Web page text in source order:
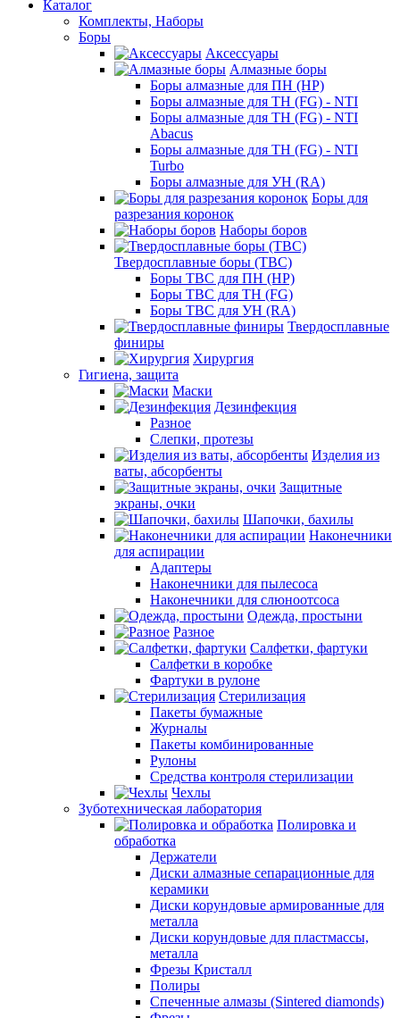
Каталог
Комплекты, Наборы
Боры
Аксессуары
Алмазные боры
Боры алмазные для ПН (HP)
Боры алмазные для ТН (FG) - NTI
Боры алмазные для ТН (FG) - NTI
Abacus
Боры алмазные для ТН (FG) - NTI
Turbo
Боры алмазные для УН (RA)
Боры для
разрезания коронок
Наборы боров
Твердосплавные боры (ТВС)
Боры ТВС для ПН (HP)
Боры ТВС для ТН (FG)
Боры ТВС для УН (RA)
Твердосплавные
финиры
Хирургия
Гигиена, защита
Маски
Дезинфекция
Разное
Слепки, протезы
Изделия из
ваты, абсорбенты
Защитные
экраны, очки
Шапочки, бахилы
Наконечники
для аспирации
Адаптеры
Наконечники для пылесоса
Наконечники для слюноотсоса
Одежда, простыни
Разное
Салфетки, фартуки
Салфетки в коробке
Фартуки в рулоне
Стерилизация
Пакеты бумажные
Журналы
Пакеты комбинированные
Рулоны
Средства контроля стерилизации
Чехлы
Зуботехническая лаборатория
Полировка и
обработка
Держатели
Диски алмазные сепарационные для
керамики
Диски корундовые армированные для
металла
Диски корундовые для пластмассы,
металла
Фрезы Кристалл
Полиры
Спеченные алмазы (Sintered diamonds)